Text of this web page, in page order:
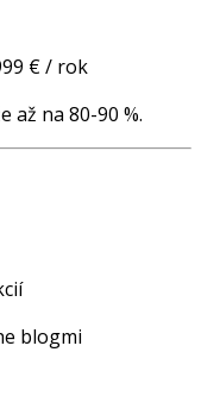
€ / rok
až na 80-90 %.
blogmi